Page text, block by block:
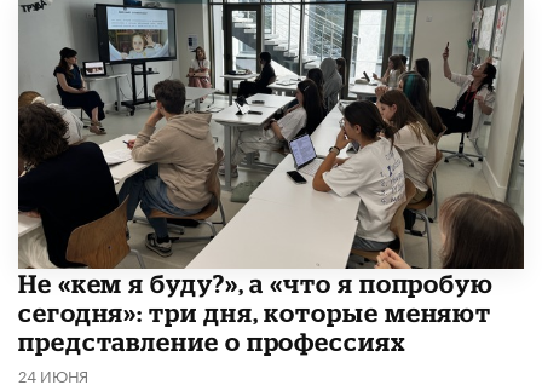
Не «кем я буду?», а «что я попробую
сегодня»: три дня, которые меняют
представление о профессиях
24 ИЮНЯ